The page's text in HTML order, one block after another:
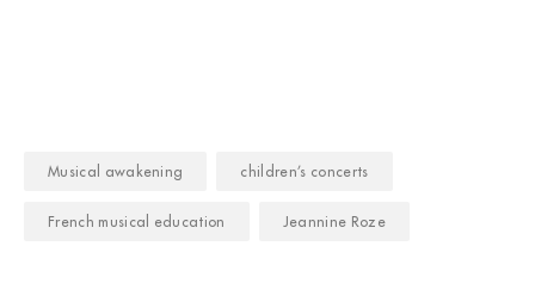
Musical awakening children’s concerts
French musical education Jeannine Roze